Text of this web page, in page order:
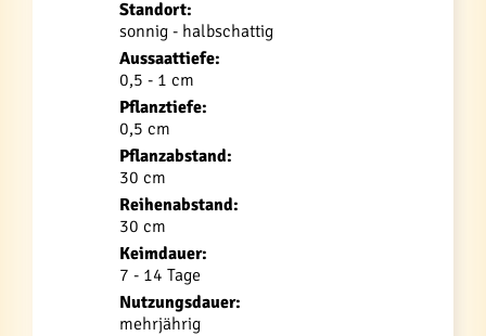
Standort:
sonnig - halbschattig
Aussaattiefe:
0,5 - 1 cm
Pflanztiefe:
0,5 cm
Pflanzabstand:
30 cm
Reihenabstand:
30 cm
Keimdauer:
7 - 14 Tage
Nutzungsdauer:
mehrjährig